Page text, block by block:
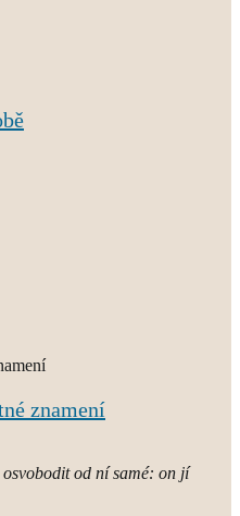
znamení
od ní samé: on jí